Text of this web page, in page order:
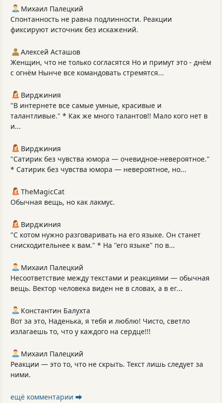
Михаил Палецкий
Спонтанность не равна подлинности. Реакции
фиксируют источник без искажений.
Алексей Асташов
Женщин, что не только согласятся Но и примут это - днём
с огнём Нынче все командовать стремятся...
Вирджиния
"В интернете все самые умные, красивые и
талантливые." * Как же много талантов!! Мало кого нет в
и...
Вирджиния
"Сатирик без чувства юмора — очевидное-невероятное."
* Сатирик без чувства юмора — невероятное, но...
TheMagicCat
Обычная вещь, но как лакмус.
Вирджиния
"С котом нужно разговаривать на его языке. Он станет
снисходительнее к вам." * На "его языке" по в...
Михаил Палецкий
Несоответствие между текстами и реакциями — обычная
вещь. Вектор человека виден не в словах, а в ег...
Константин Балухта
Вот за это, Наденька, я тебя и люблю! Чисто, светло
излагаешь то, что у каждого на сердце!!!
Михаил Палецкий
Реакции — это то, что не скрыть. Текст лишь следует за
ними.
ещё комментарии ⮕